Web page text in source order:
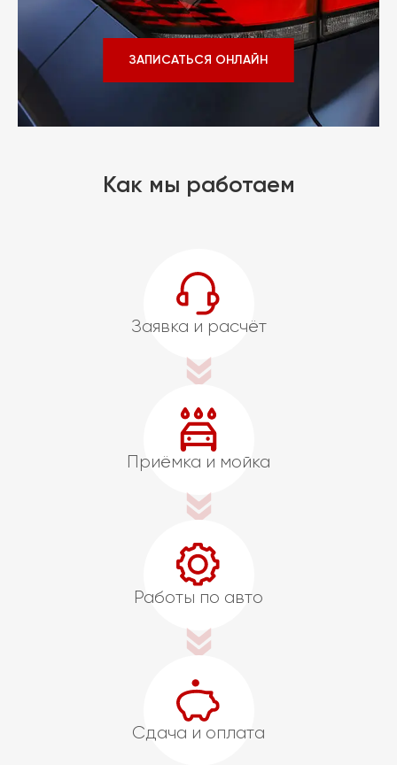
ЗАПИСАТЬСЯ ОНЛАЙН
Как мы работаем
Заявка и расчёт
Приёмка и мойка
Работы по авто
Сдача и оплата